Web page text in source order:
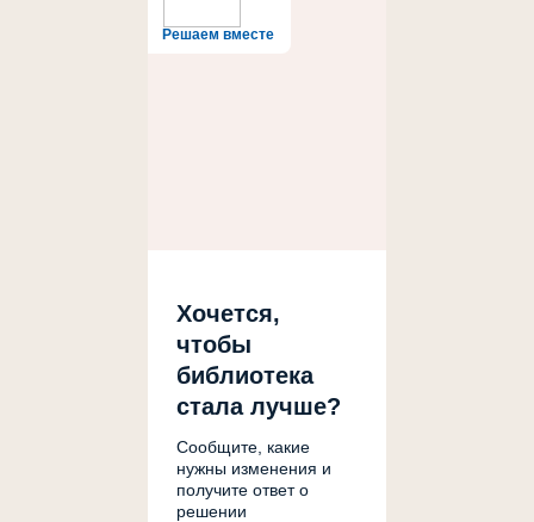
Решаем вместе
Хочется,
чтобы
библиотека
стала лучше?
Сообщите, какие
нужны изменения и
получите ответ о
решении